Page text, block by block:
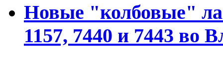
Новые "колбовые"
1157, 7440 и 7443 во